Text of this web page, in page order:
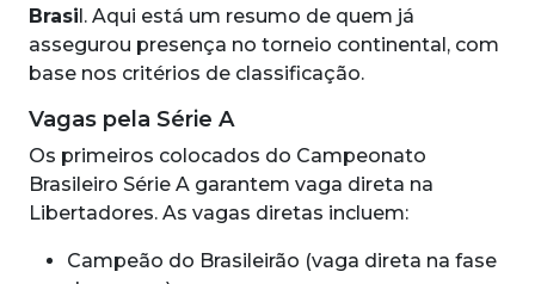
Brasil. Aqui está um resumo de quem já
assegurou presença no torneio continental, com
base nos critérios de classificação.
Vagas pela Série A
Os primeiros colocados do Campeonato
Brasileiro Série A garantem vaga direta na
Libertadores. As vagas diretas incluem:
Campeão do Brasileirão (vaga direta na fase